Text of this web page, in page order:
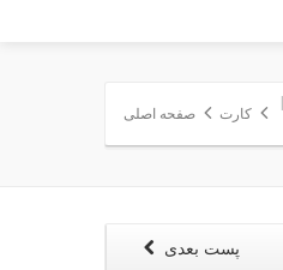
کارت صفحه اصلی
پست بعدی